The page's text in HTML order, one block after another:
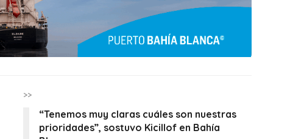
>>
“Tenemos muy claras cuáles son nuestras
prioridades”, sostuvo Kicillof en Bahía